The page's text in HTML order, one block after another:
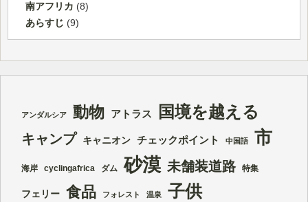
南アフリカ (8)
あらすじ (9)
アンダルシア 動物 アトラス 国境を越える
キャンプ キャニオン チェックポイント 中国語 市
海岸 cyclingafrica ダム 砂漠 未舗装道路 特集
フェリー 食品 フォレスト 温泉 子供